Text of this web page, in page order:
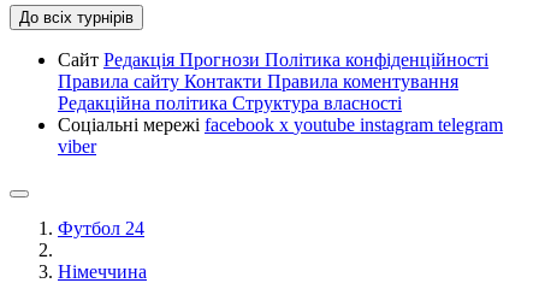
До всіх турнірів
Сайт Редакція Прогнози Політика конфіденційності
Правила сайту Контакти Правила коментування
Редакційна політика Структура власності
Соціальні мережі facebook x youtube instagram telegram
viber
Футбол 24
Німеччина